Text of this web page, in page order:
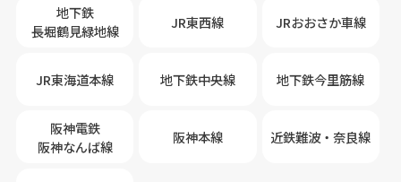
地下鉄
長堀鶴見緑地線
JR東西線 JRおおさか車線
JR東海道本線 地下鉄中央線 地下鉄今里筋線
阪神電鉄
阪神なんば線
阪神本線 近鉄難波・奈良線